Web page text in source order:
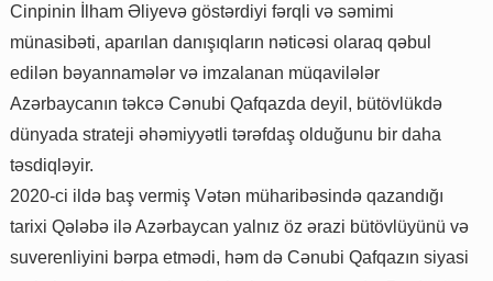
Cinpinin İlham Əliyevə göstərdiyi fərqli və səmimi
münasibəti, aparılan danışıqların nəticəsi olaraq qəbul
edilən bəyannamələr və imzalanan müqavilələr
Azərbaycanın təkcə Cənubi Qafqazda deyil, bütövlükdə
dünyada strateji əhəmiyyətli tərəfdaş olduğunu bir daha
təsdiqləyir.
2020-ci ildə baş vermiş Vətən müharibəsində qazandığı
tarixi Qələbə ilə Azərbaycan yalnız öz ərazi bütövlüyünü və
suverenliyini bərpa etmədi, həm də Cənubi Qafqazın siyasi